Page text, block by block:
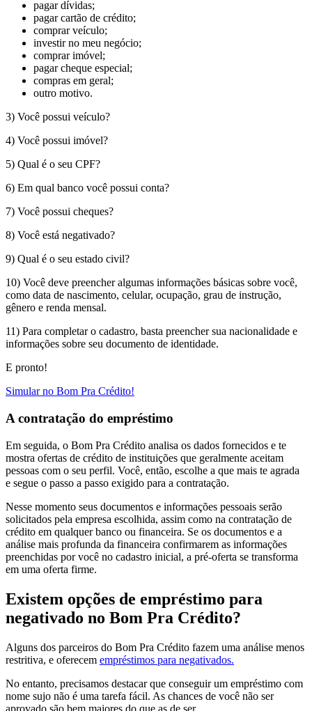
pagar dívidas;
pagar cartão de crédito;
comprar veículo;
investir no meu negócio;
comprar imóvel;
pagar cheque especial;
compras em geral;
outro motivo.
3) Você possui veículo?
4) Você possui imóvel?
5) Qual é o seu CPF?
6) Em qual banco você possui conta?
7) Você possui cheques?
8) Você está negativado?
9) Qual é o seu estado civil?
10) Você deve preencher algumas informações básicas sobre você,
como data de nascimento, celular, ocupação, grau de instrução,
gênero e renda mensal.
11) Para completar o cadastro, basta preencher sua nacionalidade e
informações sobre seu documento de identidade.
E pronto!
Simular no Bom Pra Crédito!
A contratação do empréstimo
Em seguida, o Bom Pra Crédito analisa os dados fornecidos e te
mostra ofertas de crédito de instituições que geralmente aceitam
pessoas com o seu perfil. Você, então, escolhe a que mais te agrada
e segue o passo a passo exigido para a contratação.
Nesse momento seus documentos e informações pessoais serão
solicitados pela empresa escolhida, assim como na contratação de
crédito em qualquer banco ou financeira. Se os documentos e a
análise mais profunda da financeira confirmarem as informações
preenchidas por você no cadastro inicial, a pré-oferta se transforma
em uma oferta firme.
Existem opções de empréstimo para
negativado no Bom Pra Crédito?
Alguns dos parceiros do Bom Pra Crédito fazem uma análise menos
restritiva, e oferecem empréstimos para negativados.
No entanto, precisamos destacar que conseguir um empréstimo com
nome sujo não é uma tarefa fácil. As chances de você não ser
aprovado são bem maiores do que as de ser.